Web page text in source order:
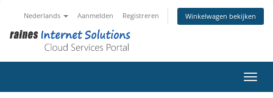
Nederlands Aanmelden Registreren Winkelwagen bekijken